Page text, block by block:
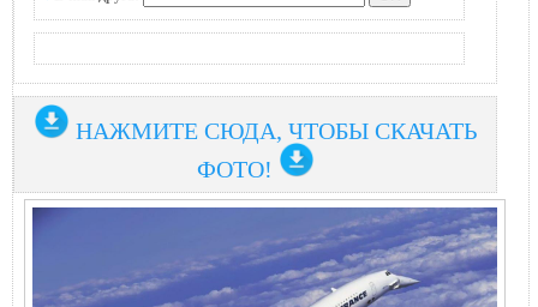
НАЖМИТЕ СЮДА, ЧТОБЫ СКАЧАТЬ
ФОТО!